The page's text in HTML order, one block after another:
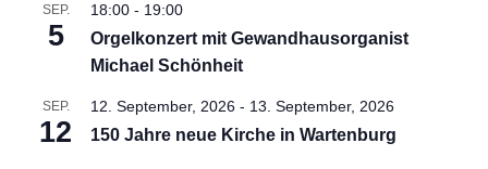
SEP.
5
18:00 - 19:00
Orgelkonzert mit Gewandhausorganist
Michael Schönheit
SEP.
12
12. September, 2026 - 13. September, 2026
150 Jahre neue Kirche in Wartenburg